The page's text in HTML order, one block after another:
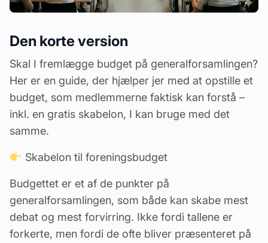
Den korte version
Skal I fremlægge budget på generalforsamlingen?
Her er en guide, der hjælper jer med at opstille et
budget, som medlemmerne faktisk kan forstå –
inkl. en gratis skabelon, I kan bruge med det
samme.
Skabelon til foreningsbudget
Budgettet er et af de punkter på
generalforsamlingen, som både kan skabe mest
debat og mest forvirring. Ikke fordi tallene er
forkerte, men fordi de ofte bliver præsenteret på